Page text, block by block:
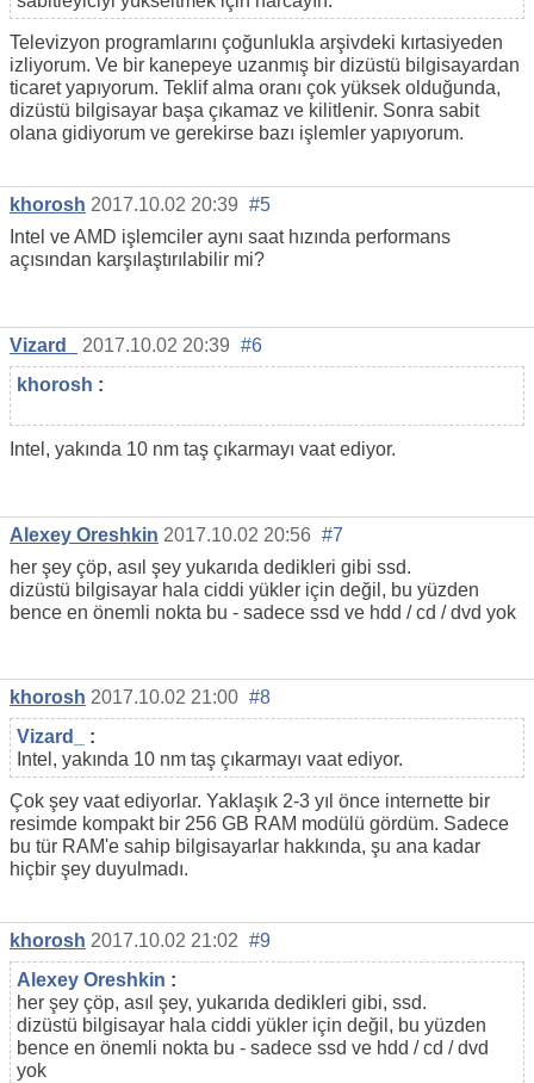
Televizyon programlarını çoğunlukla arşivdeki kırtasiyeden
izliyorum. Ve bir kanepeye uzanmış bir dizüstü bilgisayardan
ticaret yapıyorum. Teklif alma oranı çok yüksek olduğunda,
dizüstü bilgisayar başa çıkamaz ve kilitlenir. Sonra sabit
olana gidiyorum ve gerekirse bazı işlemler yapıyorum.
khorosh 2017.10.02 20:39 #5
Intel ve AMD işlemciler aynı saat hızında performans
açısından karşılaştırılabilir mi?
Vizard_ 2017.10.02 20:39 #6
khorosh :
Intel, yakında 10 nm taş çıkarmayı vaat ediyor.
Alexey Oreshkin 2017.10.02 20:56 #7
her şey çöp, asıl şey yukarıda dedikleri gibi ssd.
dizüstü bilgisayar hala ciddi yükler için değil, bu yüzden
bence en önemli nokta bu - sadece ssd ve hdd / cd / dvd yok
khorosh 2017.10.02 21:00 #8
Vizard_
:
Intel, yakında 10 nm taş çıkarmayı vaat ediyor.
Çok şey vaat ediyorlar. Yaklaşık 2-3 yıl önce internette bir
resimde kompakt bir 256 GB RAM modülü gördüm. Sadece
bu tür RAM'e sahip bilgisayarlar hakkında, şu ana kadar
hiçbir şey duyulmadı.
khorosh 2017.10.02 21:02 #9
Alexey Oreshkin :
her şey çöp, asıl şey, yukarıda dedikleri gibi, ssd.
dizüstü bilgisayar hala ciddi yükler için değil, bu yüzden
bence en önemli nokta bu - sadece ssd ve hdd / cd / dvd
yok